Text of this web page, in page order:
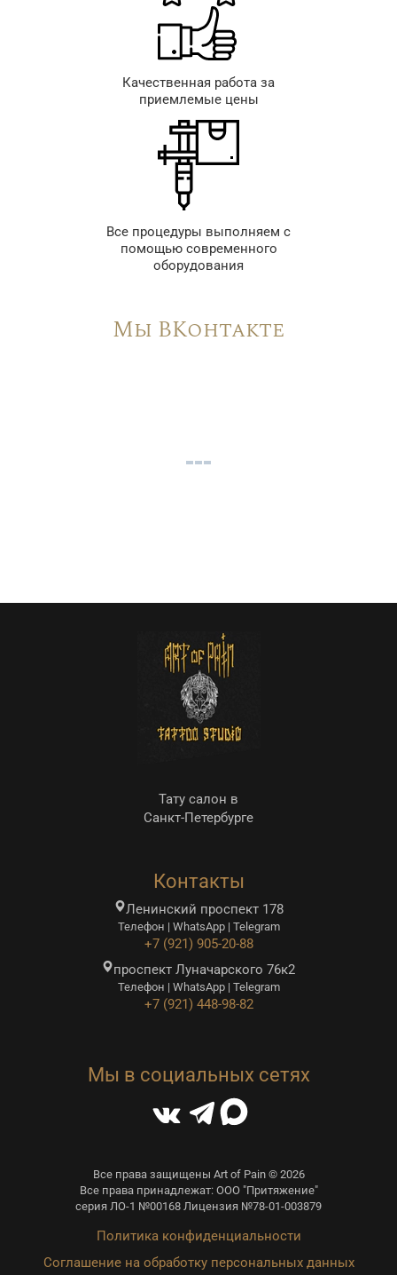
Качественная работа за
приемлемые цены
Все процедуры выполняем с
помощью современного
оборудования
Мы ВКонтакте
Тату салон в
Санкт-Петербурге
Контакты
Ленинский проспект 178
Телефон | WhatsApp | Telegram
+7 (921) 905-20-88
проспект Луначарского 76к2
Телефон | WhatsApp | Telegram
+7 (921) 448-98-82
Мы в социальных сетях
Все права защищены Art of Pain © 2026
Все права принадлежат: ООО "Притяжение"
серия ЛО-1 №00168 Лицензия №78-01-003879
Политика конфиденциальности
Соглашение на обработку персональных данных